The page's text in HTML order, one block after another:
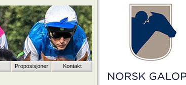
Proposisjoner Kontakt